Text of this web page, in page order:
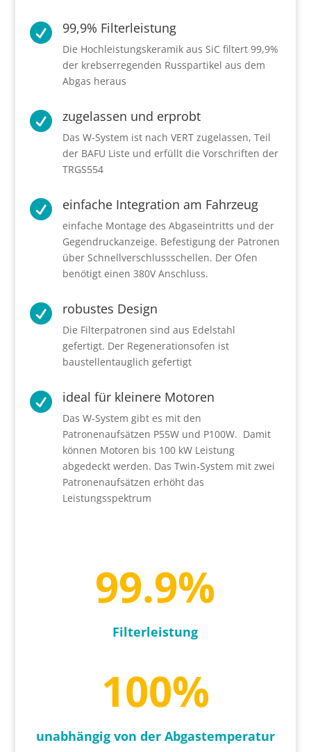
 99,9% Filterleistung
Die Hochleistungskeramik aus SiC filtert 99,9%
der krebserregenden Russpartikel aus dem
Abgas heraus
 zugelassen und erprobt
Das W-System ist nach VERT zugelassen, Teil
der BAFU Liste und erfüllt die Vorschriften der
TRGS554
 einfache Integration am Fahrzeug
einfache Montage des Abgaseintritts und der
Gegendruckanzeige. Befestigung der Patronen
über Schnellverschlussschellen. Der Ofen
benötigt einen 380V Anschluss.
 robustes Design
Die Filterpatronen sind aus Edelstahl
gefertigt. Der Regenerationsofen ist
baustellentauglich gefertigt
 ideal für kleinere Motoren
Das W-System gibt es mit den
Patronenaufsätzen P55W und P100W. Damit
können Motoren bis 100 kW Leistung
abgedeckt werden. Das Twin-System mit zwei
Patronenaufsätzen erhöht das
Leistungsspektrum
99.9%
Filterleistung
100%
unabhängig von der Abgastemperatur